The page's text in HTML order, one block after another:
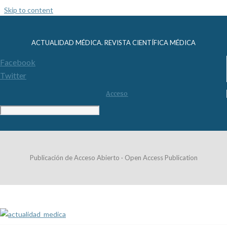
Skip to content
ACTUALIDAD MÉDICA. REVISTA CIENTÍFICA MÉDICA
Facebook
Twitter
Acceso
Publicación de Acceso Abierto · Open Access Publication